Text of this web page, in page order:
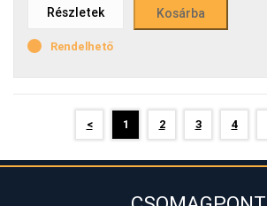
Részletek
Rendelhető
< 1 2 3 4